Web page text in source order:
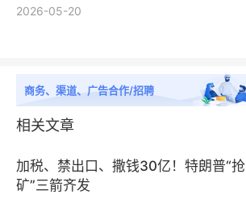
2026-05-20
商务、渠道、广告合作/招聘
相关文章
加税、禁出口、撒钱30亿！特朗普“抢
矿”三箭齐发